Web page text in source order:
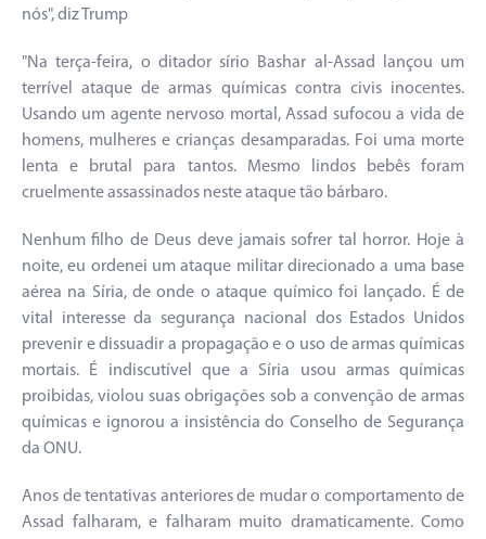
nós", diz Trump
"Na terça-feira, o ditador sírio Bashar al-Assad lançou um
terrível ataque de armas químicas contra civis inocentes.
Usando um agente nervoso mortal, Assad sufocou a vida de
homens, mulheres e crianças desamparadas. Foi uma morte
lenta e brutal para tantos. Mesmo lindos bebês foram
cruelmente assassinados neste ataque tão bárbaro.
Nenhum filho de Deus deve jamais sofrer tal horror. Hoje à
noite, eu ordenei um ataque militar direcionado a uma base
aérea na Síria, de onde o ataque químico foi lançado. É de
vital interesse da segurança nacional dos Estados Unidos
prevenir e dissuadir a propagação e o uso de armas químicas
mortais. É indiscutível que a Síria usou armas químicas
proibidas, violou suas obrigações sob a convenção de armas
químicas e ignorou a insistência do Conselho de Segurança
da ONU.
Anos de tentativas anteriores de mudar o comportamento de
Assad falharam, e falharam muito dramaticamente. Como